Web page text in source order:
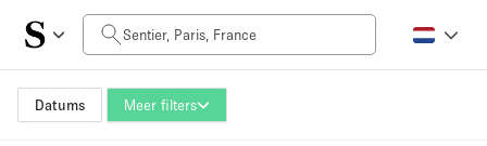
Datums Meer filters
Prijs per dag
0€